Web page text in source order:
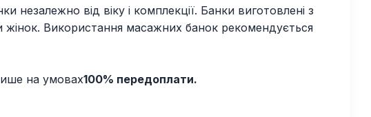
незалежно від віку і комплекції. Банки виготовлені з
жінок. Використання масажних банок рекомендується
на умовах100% передоплати.